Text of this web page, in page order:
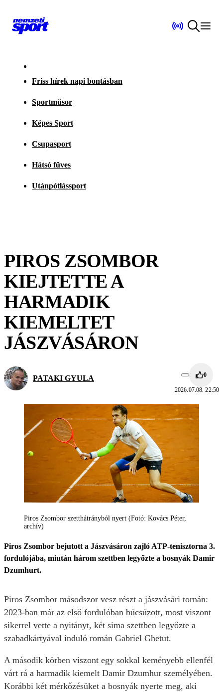
Friss hírek napi bontásban
Sportműsor
Képes Sport
Csupasport
Hátsó füves
Utánpótlássport
PIROS ZSOMBOR
KIEJTETTE A
HARMADIK
KIEMELTET
JÁSZVÁSÁRON
PATAKI GYULA 0
2026.07.08. 22:50
Piros Zsombor szetthátrányból nyert (Fotó: Kovács Péter,
archív)
Piros Zsombor bejutott a Jászvásáron zajló ATP-tenisztorna 3.
fordulójába, miután három szettben legyőzte a bosnyák Damir
Dzumhurt.
Piros Zsombor másodszor vesz részt a jászvásári tornán:
2023-ban már az első fordulóban búcsúzott, most viszont
sikerrel vette a nyitányt, két sima szettben legyőzte a
szabadkártyával induló román Gabriel Ghetut.
A második körben viszont egy sokkal keményebb ellenfél
várt rá a harmadik kiemelt Damir Dzumhur személyében.
Korábbi két mérkőzésüket a bosnyák nyerte meg, aki